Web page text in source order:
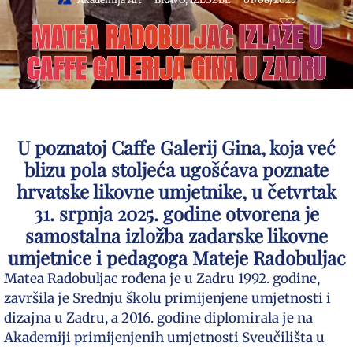
MATEA RADOBULJAC IZLAŽE U
CAFFE GALERIJA GINA U ZADRU
U poznatoj Caffe Galerij Gina, koja već
blizu pola stoljeća ugošćava poznate
hrvatske likovne umjetnike, u četvrtak
31. srpnja 2025. godine otvorena je
samostalna izložba zadarske likovne
umjetnice i pedagoga Mateje Radobuljac
Matea Radobuljac rođena je u Zadru 1992. godine,
završila je Srednju školu primijenjene umjetnosti i
dizajna u Zadru, a 2016. godine diplomirala je na
Akademiji primijenjenih umjetnosti Sveučilišta u